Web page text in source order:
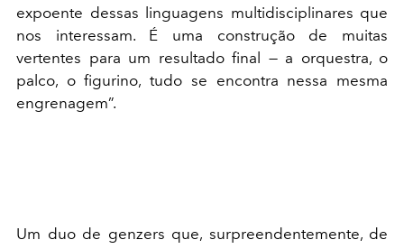
expoente dessas linguagens multidisciplinares que
nos interessam. É uma construção de muitas
vertentes para um resultado final — a orquestra, o
palco, o figurino, tudo se encontra nessa mesma
engrenagem”.
Um duo de genzers que, surpreendentemente, de